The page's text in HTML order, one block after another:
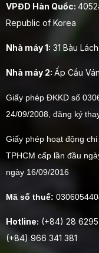
VPĐD Hàn Quốc:
Republic of Korea
Nhà máy 1: 31 Bàu
Nhà máy 2: Ấp Cầu
Giấy phép ĐKKD số
24/09/2008, đăng ký
Giấy phép hoạt động
TPHCM cấp lần đầu
ngày 16/09/2016
Mã số thuế:
Hotline: (+84) 28
(+84) 966 341 381